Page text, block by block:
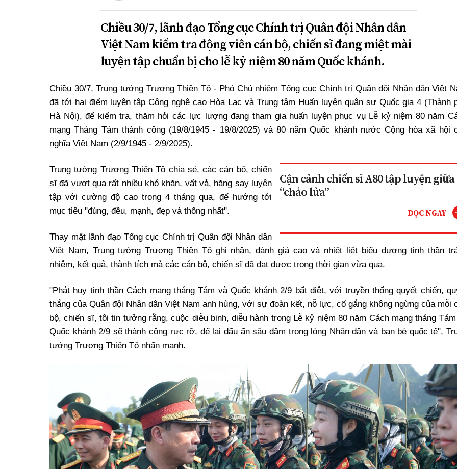
Chiều 30/7, lãnh đạo Tổng cục Chính trị Quân đội Nhân dân
Việt Nam kiểm tra động viên cán bộ, chiến sĩ đang miệt mài
luyện tập chuẩn bị cho lễ kỷ niệm 80 năm Quốc khánh.
Chiều 30/7, Trung tướng Trương Thiên Tô - Phó Chủ nhiệm Tổng cục Chính trị Quân đội Nhân dân Việt
đã tới hai điểm luyện tập Công nghệ cao Hòa Lạc và Trung tâm Huấn luyện quân sự Quốc gia 4 (Thành
Hà Nội), để kiểm tra, thăm hỏi các lực lượng đang tham gia huấn luyện phục vụ Lễ kỷ niệm 80 năm
mạng Tháng Tám thành công (19/8/1945 - 19/8/2025) và 80 năm Quốc khánh nước Cộng hòa xã hội
nghĩa Việt Nam (2/9/1945 - 2/9/2025).
Cận cảnh chiến sĩ A80 tập luyện giữa
“chảo lửa”
ĐỌC NGAY
Trung tướng Trương Thiên Tô chia sẻ, các cán bộ, chiến
sĩ đã vượt qua rất nhiều khó khăn, vất vả, hăng say luyện
tập với cường độ cao trong 4 tháng qua, để hướng tới
mục tiêu "đúng, đều, mạnh, đẹp và thống nhất".
Thay mặt lãnh đạo Tổng cục Chính trị Quân đội Nhân dân
Việt Nam, Trung tướng Trương Thiên Tô ghi nhận, đánh giá cao và nhiệt liệt biểu dương tinh thần
nhiệm, kết quả, thành tích mà các cán bộ, chiến sĩ đã đạt được trong thời gian vừa qua.
"Phát huy tinh thần Cách mạng tháng Tám và Quốc khánh 2/9 bất diệt, với truyền thống quyết chiến,
thắng của Quân đội Nhân dân Việt Nam anh hùng, với sự đoàn kết, nỗ lực, cố gắng không ngừng của mỗi
bộ, chiến sĩ, tôi tin tưởng rằng, cuộc diễu binh, diễu hành trong Lễ kỷ niệm 80 năm Cách mạng tháng
Quốc khánh 2/9 sẽ thành công rực rỡ, để lại dấu ấn sâu đậm trong lòng Nhân dân và bạn bè quốc tế",
tướng Trương Thiên Tô nhấn mạnh.